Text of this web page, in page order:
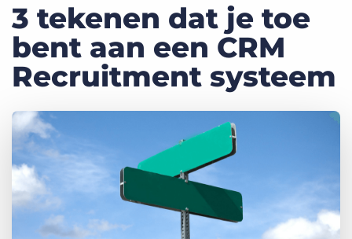
Prijzen
Kennisbank
Over Ons
3 tekenen dat je toe
bent aan een CRM
Recruitment systeem